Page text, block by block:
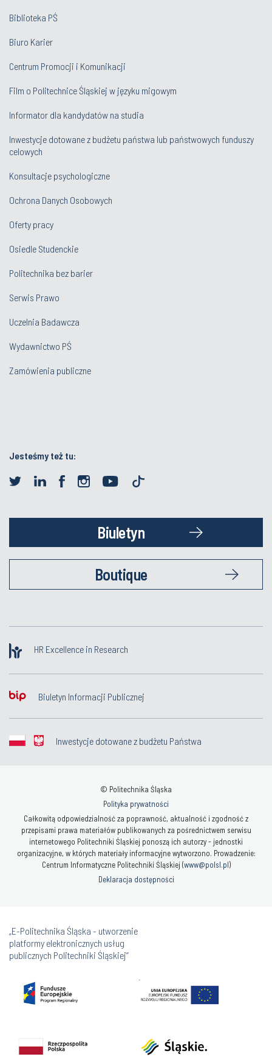
Biblioteka PŚ
Biuro Karier
Centrum Promocji i Komunikacji
Film o Politechnice Śląskiej w języku migowym
Informator dla kandydatów na studia
Inwestycje dotowane z budżetu państwa lub państwowych funduszy
celowych
Konsultacje psychologiczne
Ochrona Danych Osobowych
Oferty pracy
Osiedle Studenckie
Politechnika bez barier
Serwis Prawo
Uczelnia Badawcza
Wydawnictwo PŚ
Zamówienia publiczne
Jesteśmy też tu:
Biuletyn
Boutique
HR Excellence in Research
Biuletyn Informacji Publicznej
Inwestycje dotowane z budżetu Państwa
© Politechnika Śląska
Polityka prywatności
Całkowitą odpowiedzialność za poprawność, aktualność i zgodność z
przepisami prawa materiałów publikowanych za pośrednictwem serwisu
internetowego Politechniki Śląskiej ponoszą ich autorzy - jednostki
organizacyjne, w których materiały informacyjne wytworzono. Prowadzenie:
Centrum Informatyczne Politechniki Śląskiej (www@polsl.pl)
Deklaracja dostępności
„E-Politechnika Śląska - utworzenie
platformy elektronicznych usług
publicznych Politechniki Śląskiej”